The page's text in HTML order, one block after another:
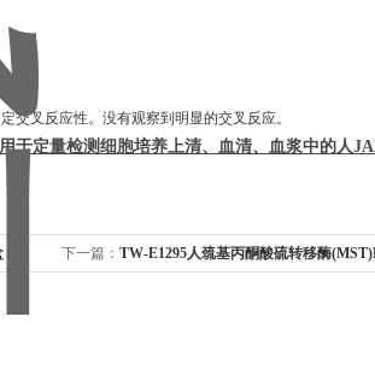
交叉反应性。没有观察到明显的交叉反应。
于定量检测细胞培养上清、血清、血浆中的人
下一篇： TW-E1295人巯基丙酮酸硫转移酶